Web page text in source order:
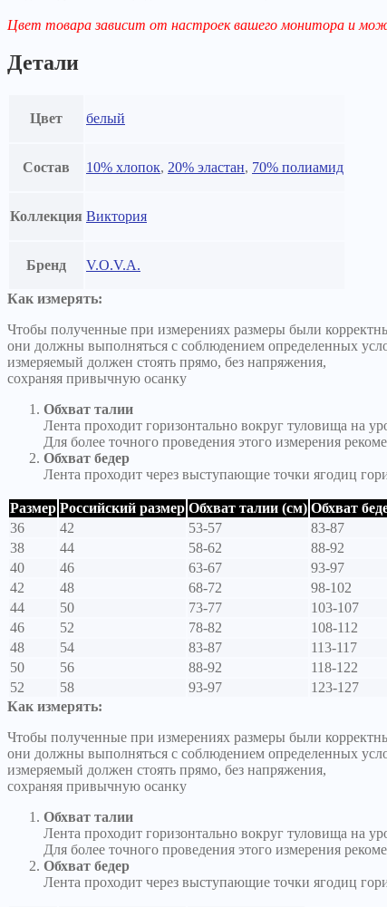
Цвет товара зависит от настроек вашего монитора и
Детали
Цвет белый
Состав 10% хлопок, 20% эластан, 70% полиамид
Коллекция Виктория
Бренд V.O.V.A.
Как измерять:
Чтобы полученные при измерениях размеры были
они должны выполняться с соблюдением определенных
измеряемый должен стоять прямо, без напряжения,
сохраняя привычную осанку
Обхват талии
Лента проходит горизонтально вокруг туловища на
Для более точного проведения этого измерения
Обхват бедер
Лента проходит через выступающие точки ягодиц
Размер Российский размер Обхват талии (см) Обхват
36
42 53-57
83-87
38
44 58-62
88-92
40
46 63-67
93-97
42
48 68-72
98-102
44
50 73-77
103-107
46
52 78-82
108-112
48
54 83-87
113-117
50
56 88-92
118-122
52
58 93-97
123-127
Как измерять:
Чтобы полученные при измерениях размеры были
они должны выполняться с соблюдением определенных
измеряемый должен стоять прямо, без напряжения,
сохраняя привычную осанку
Обхват талии
Лента проходит горизонтально вокруг туловища на
Для более точного проведения этого измерения
Обхват бедер
Лента проходит через выступающие точки ягодиц